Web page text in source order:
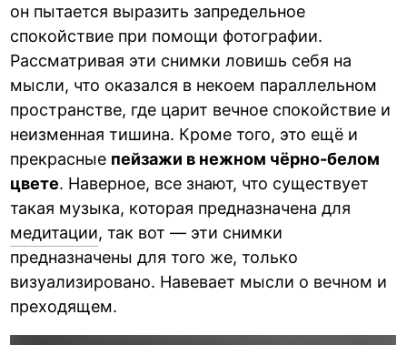
он пытается выразить запредельное
спокойствие при помощи фотографии.
Рассматривая эти снимки ловишь себя на
мысли, что оказался в некоем параллельном
пространстве, где царит вечное спокойствие и
неизменная тишина. Кроме того, это ещё и
прекрасные пейзажи в нежном чёрно-белом
цвете. Наверное, все знают, что существует
такая музыка, которая предназначена для
медитации, так вот — эти снимки
предназначены для того же, только
визуализировано. Навевает мысли о вечном и
преходящем.